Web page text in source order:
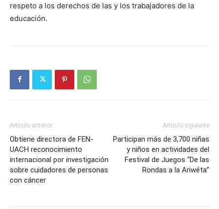
respeto a los derechos de las y los trabajadores de la
educación.
Artículo anterior
Obtiene directora de FEN-
UACH reconocimiento
internacional por investigación
sobre cuidadores de personas
con cáncer
Artículo siguiente
Participan más de 3,700 niñas
y niños en actividades del
Festival de Juegos “De las
Rondas a la Ariwéta”